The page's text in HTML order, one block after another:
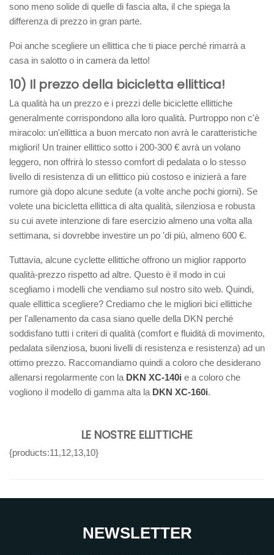
sono meno solide di quelle di fascia alta, il che spiega la
differenza di prezzo in gran parte.
Poi anche scegliere un ellittica che ti piace perché rimarrà a
casa in salotto o in camera da letto!
10) Il prezzo della bicicletta ellittica!
La qualità ha un prezzo e i prezzi delle biciclette ellittiche
generalmente corrispondono alla loro qualità. Purtroppo non c'è
miracolo: un'ellittica a buon mercato non avrà le caratteristiche
migliori! Un trainer ellittico sotto i 200-300 € avrà un volano
leggero, non offrirà lo stesso comfort di pedalata o lo stesso
livello di resistenza di un ellittico più costoso e inizierà a fare
rumore già dopo alcune sedute (a volte anche pochi giorni). Se
volete una bicicletta ellittica di alta qualità, silenziosa e robusta
su cui avete intenzione di fare esercizio almeno una volta alla
settimana, si dovrebbe investire un po 'di più, almeno 600 €.
Tuttavia, alcune cyclette ellittiche offrono un miglior rapporto
qualità-prezzo rispetto ad altre. Questo è il modo in cui
scegliamo i modelli che vendiamo sul nostro sito web. Quindi,
quale ellittica scegliere? Crediamo che le migliori bici ellittiche
per l'allenamento da casa siano quelle della DKN perché
soddisfano tutti i criteri di qualità (comfort e fluidità di movimento,
pedalata silenziosa, buoni livelli di resistenza e resistenza) ad un
ottimo prezzo. Raccomandiamo quindi a coloro che desiderano
allenarsi regolarmente con la DKN XC-140i e a coloro che
vogliono il modello di gamma alta la DKN XC-160i.
LE NOSTRE ELLITTICHE
{products:11,12,13,10}
NEWSLETTER